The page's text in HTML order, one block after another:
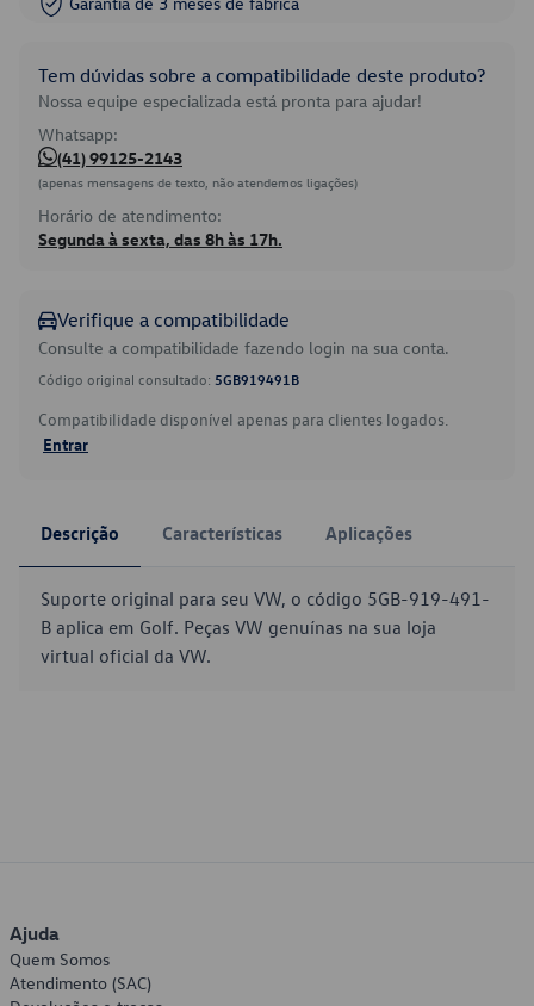
Tem dúvidas sobre a compatibilidade deste produto?
Nossa equipe especializada está pronta para ajudar!
Whatsapp:
(41) 99125-2143
(apenas mensagens de texto, não atendemos ligações)
Horário de atendimento:
Segunda à sexta, das 8h às 17h.
Verifique a compatibilidade
Consulte a compatibilidade fazendo login na sua conta.
Código original consultado: 5GB919491B
Compatibilidade disponível apenas para clientes logados.
Entrar
Descrição Características Aplicações
Suporte original para seu VW, o código 5GB-919-491-
B aplica em Golf. Peças VW genuínas na sua loja
virtual oficial da VW.
Ajuda
Quem Somos
Atendimento (SAC)